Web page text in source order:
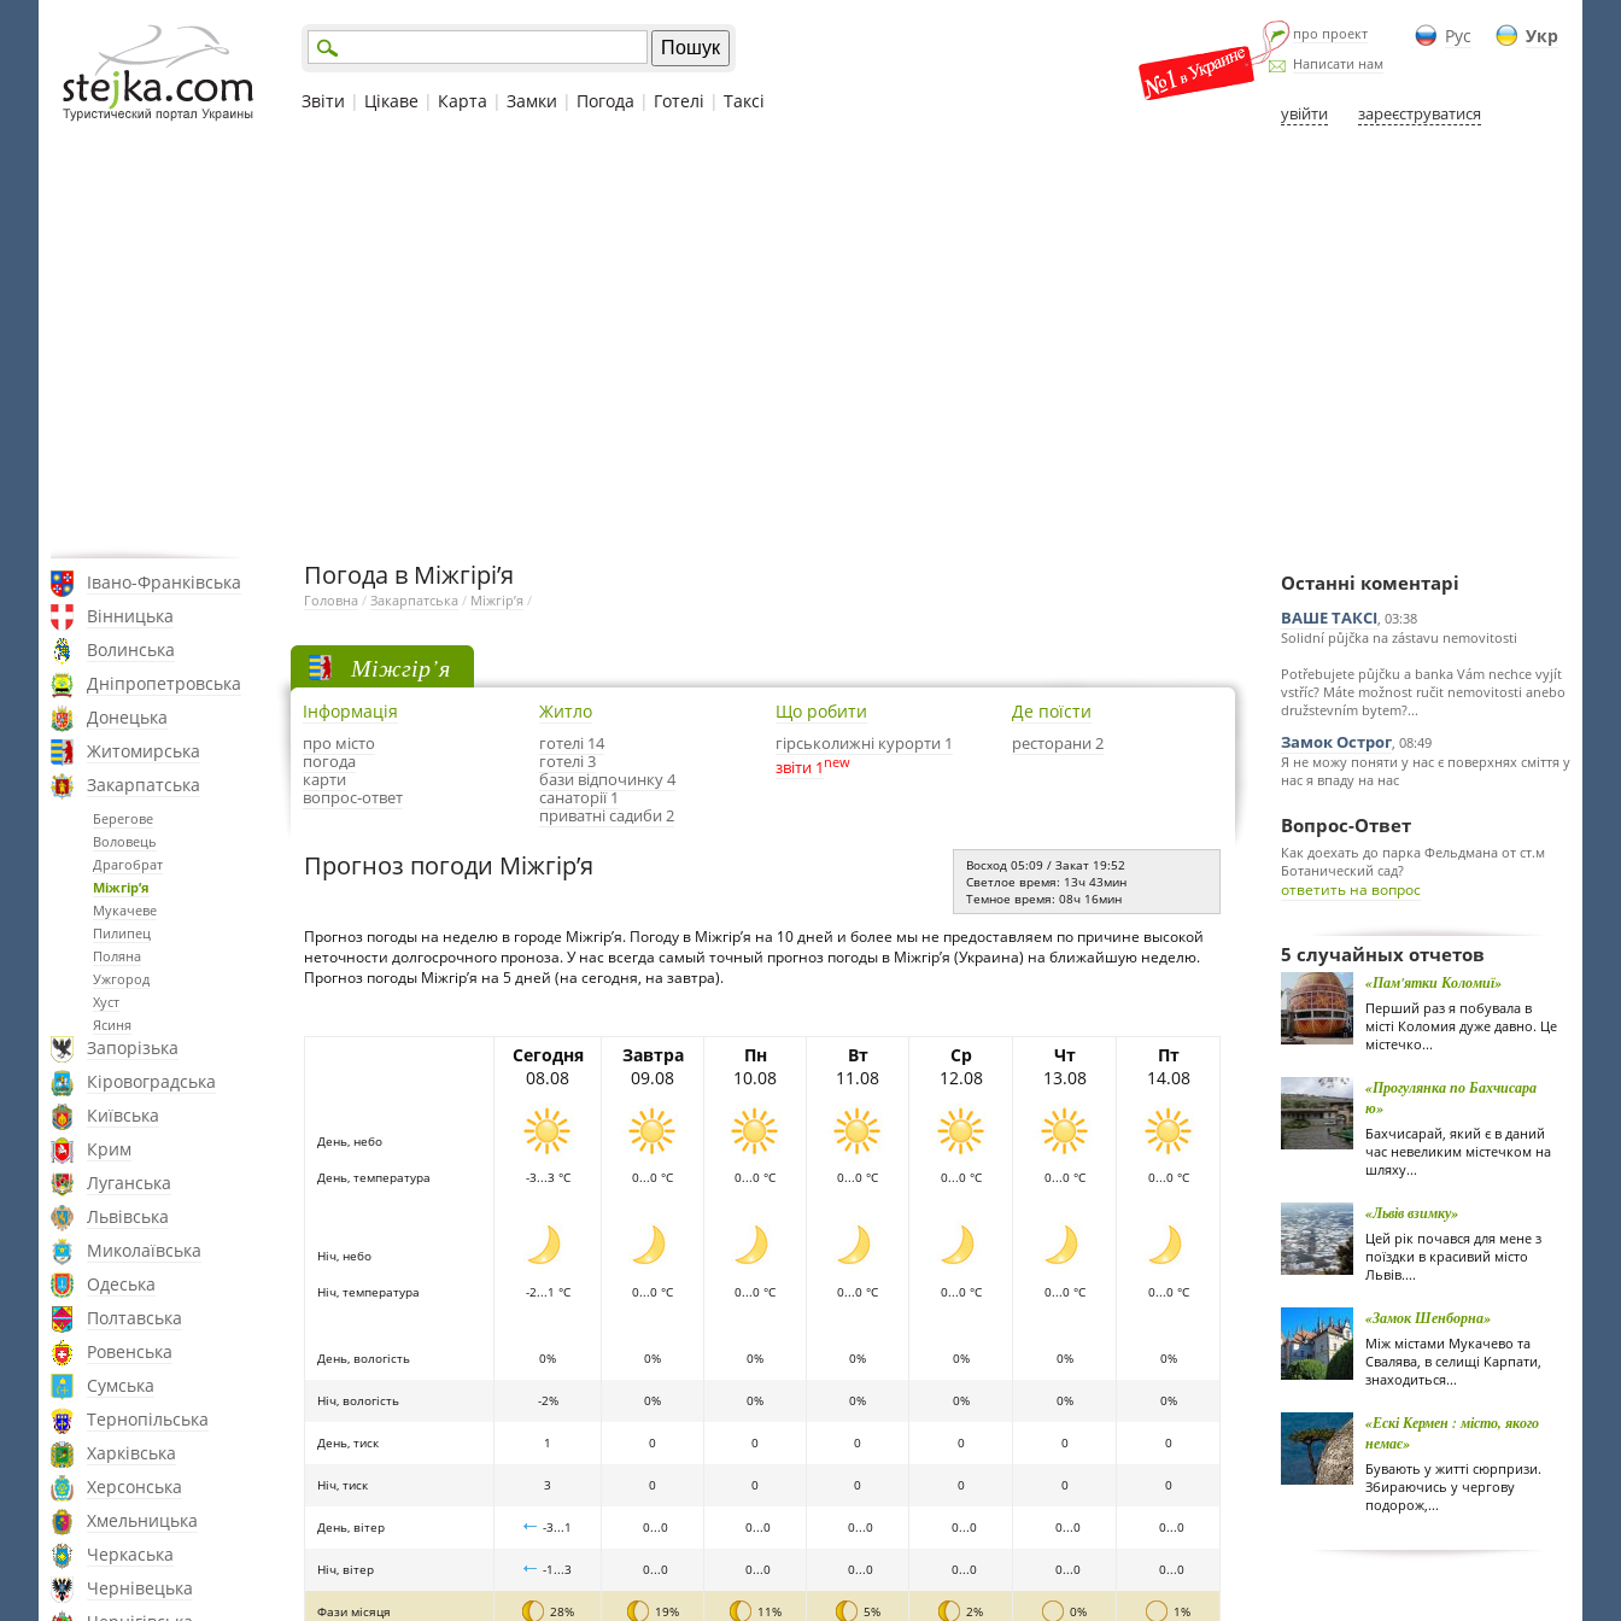
Рус Укр
про проект
Написати нам
увійти зареєструватися
Звіти | Цікаве | Карта | Замки | Погода | Готелі | Таксі
Івано-Франківська
Вінницька
Волинська
Дніпропетровська
Донецька
Житомирська
Закарпатська
Берегове
Воловець
Драгобрат
Міжгір’я
Мукачеве
Пилипец
Поляна
Ужгород
Хуст
Ясиня
Запорізька
Кіровоградська
Київська
Крим
Луганська
Львівська
Миколаївська
Одеська
Полтавська
Ровенська
Сумська
Тернопільська
Харківська
Херсонська
Хмельницька
Черкаська
Чернівецька
Погода в Міжгірі’я
Головна / Закарпатська / Міжгір’я /
Міжгір’я
Інформація
про місто
погода
карти
вопрос-ответ
Житло
готелі 14
готелі 3
бази відпочинку 4
санаторії 1
приватні садиби 2
Що робити
гірськолижні курорти 1
звіти 1 new
Де поїсти
ресторани 2
Прогноз погоди Міжгір’я
Восход 05:09 / Закат 19:52
Светлое время: 13ч 43мин
Темное время: 08ч 16мин
Прогноз погоды на неделю в городе Міжгір’я. Погоду в Міжгір’я на 10 дней и более мы не предоставляем по причине высокой
неточности долгосрочного проноза. У нас всегда самый точный прогноз погоды в Міжгір’я (Украина) на ближайшую неделю.
Прогноз погоды Міжгір’я на 5 дней (на сегодня, на завтра).
Сегодня
08.08
Завтра
09.08
Пн
10.08
Вт
11.08
Ср
12.08
Чт
13.08
Пт
14.08
День, небо
День, температура -3...3 °C 0...0 °C 0...0 °C 0...0 °C 0...0 °C 0...0 °C 0...0 °C
Ніч, небо
Ніч, температура -2...1 °C 0...0 °C 0...0 °C 0...0 °C 0...0 °C 0...0 °C 0...0 °C
День, вологість 0% 0% 0% 0% 0% 0% 0%
Ніч, вологість -2% 0% 0% 0% 0% 0% 0%
День, тиск 1 0 0 0 0 0 0
Ніч, тиск 3 0 0 0 0 0 0
День, вітер -3...1 0...0 0...0 0...0 0...0 0...0 0...0
Ніч, вітер -1...3 0...0 0...0 0...0 0...0 0...0 0...0
Фази місяця 28% 19% 11% 5% 2% 0% 1%
Останні коментарі
ВАШЕ ТАКСІ, 03:38
Solidní půjčka na zástavu nemovitosti
Potřebujete půjčku a banka Vám nechce vyjít
vstříc? Máte možnost ručit nemovitosti anebo
družstevním bytem?...
Замок Острог, 08:49
Я не можу поняти у нас є поверхнях сміття у
нас я впаду на нас
Вопрос-Ответ
Как доехать до парка Фельдмана от ст.м
Ботанический сад?
ответить на вопрос
5 случайных отчетов
«Пам'ятки Коломиї»
Перший раз я побувала в
місті Коломия дуже давно. Це
містечко...
«Прогулянка по Бахчисара
ю»
Бахчисарай, який є в даний
час невеликим містечком на
шляху...
«Львів взимку»
Цей рік почався для мене з
поїздки в красивий місто
Львів....
«Замок Шенборна»
Між містами Мукачево та
Свалява, в селищі Карпати,
знаходиться...
«Ескі Кермен : місто, якого
немає»
Бувають у житті сюрпризи.
Збираючись у чергову
подорож,...